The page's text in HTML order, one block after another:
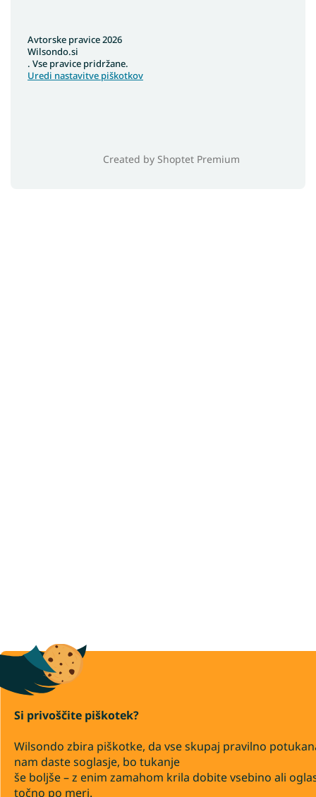
Si privoščite piškotek?
Wilsondo zbira piškotke, da vse skupaj pravilno
nam daste soglasje, bo tukanje
še boljše – z enim zamahom krila dobite vsebino ali
točno po meri.
Created by Shoptet Premium
Avtorske pravice 2026
Wilsondo.si
. Vse pravice pridržane.
Uredi nastavitve piškotkov